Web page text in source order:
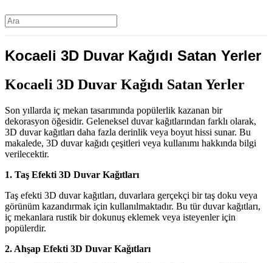
Kocaeli 3D Duvar Kağıdı Satan Yerler
Kocaeli 3D Duvar Kağıdı Satan Yerler
Son yıllarda iç mekan tasarımında popülerlik kazanan bir
dekorasyon öğesidir. Geleneksel duvar kağıtlarından farklı olarak,
3D duvar kağıtları daha fazla derinlik veya boyut hissi sunar. Bu
makalede, 3D duvar kağıdı çeşitleri veya kullanımı hakkında bilgi
verilecektir.
1. Taş Efekti 3D Duvar Kağıtları
Taş efekti 3D duvar kağıtları, duvarlara gerçekçi bir taş doku veya
görünüm kazandırmak için kullanılmaktadır. Bu tür duvar kağıtları,
iç mekanlara rustik bir dokunuş eklemek veya isteyenler için
popülerdir.
2. Ahşap Efekti 3D Duvar Kağıtları